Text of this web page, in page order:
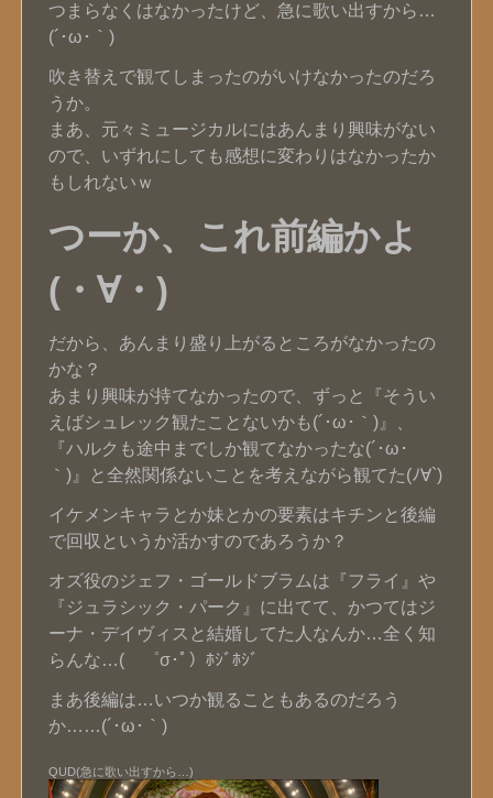
つまらなくはなかったけど、急に歌い出すから…
(´･ω･｀)
吹き替えで観てしまったのがいけなかったのだろ
うか。
まあ、元々ミュージカルにはあんまり興味がない
ので、いずれにしても感想に変わりはなかったか
もしれないｗ
つーか、これ前編かよ
(・∀・)
だから、あんまり盛り上がるところがなかったの
かな？
あまり興味が持てなかったので、ずっと『そうい
えばシュレック観たことないかも(´･ω･｀)』、
『ハルクも途中までしか観てなかったな(´･ω･
｀)』と全然関係ないことを考えながら観てた(ﾉ∀`)
イケメンキャラとか妹とかの要素はキチンと後編
で回収というか活かすのであろうか？
オズ役のジェフ・ゴールドブラムは『フライ』や
『ジュラシック・パーク』に出てて、かつてはジ
ーナ・デイヴィスと結婚してた人なんか…全く知
らんな…( ゜σ･ﾟ）ﾎｼﾞﾎｼﾞ
まあ後編は…いつか観ることもあるのだろう
か……(´･ω･｀)
QUD(急に歌い出すから…)